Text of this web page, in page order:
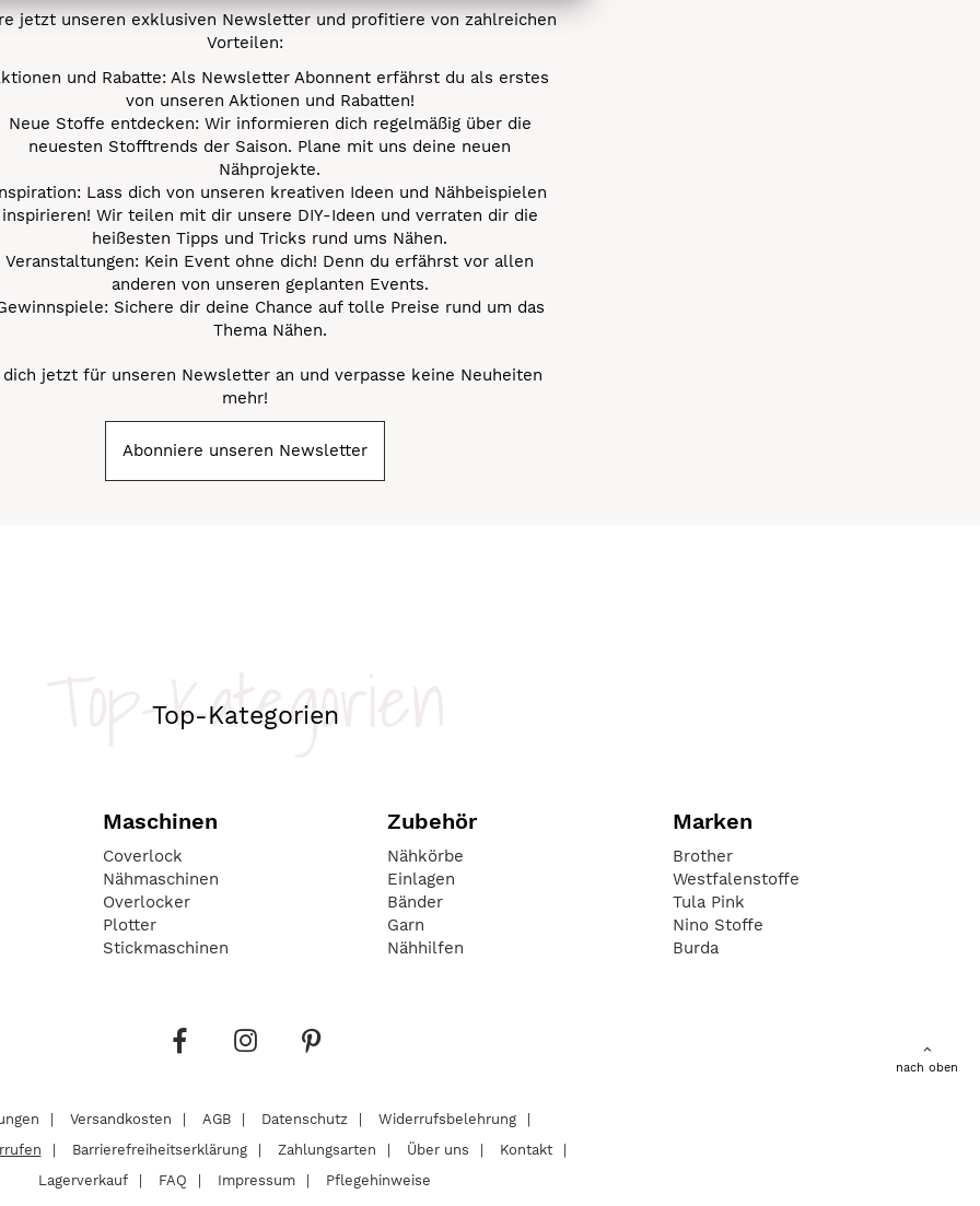
jetzt unseren exklusiven Newsletter und profitiere von zahlreichen
Vorteilen:
und Rabatte: Als Newsletter Abonnent erfährst du als erstes
von unseren Aktionen und Rabatten!
Neue Stoffe entdecken: Wir informieren dich regelmäßig über die
neuesten Stofftrends der Saison. Plane mit uns deine neuen
Nähprojekte.
Lass dich von unseren kreativen Ideen und Nähbeispielen
inspirieren! Wir teilen mit dir unsere DIY-Ideen und verraten dir die
heißesten Tipps und Tricks rund ums Nähen.
Veranstaltungen: Kein Event ohne dich! Denn du erfährst vor allen
anderen von unseren geplanten Events.
Sichere dir deine Chance auf tolle Preise rund um das
Thema Nähen.
dich jetzt für unseren Newsletter an und verpasse keine Neuheiten
mehr!
Abonniere unseren Newsletter
Top-Kategorien
Top-Kategorien
Maschinen
Coverlock
Nähmaschinen
Overlocker
Plotter
Stickmaschinen
Zubehör
Nähkörbe
Einlagen
Bänder
Garn
Nähhilfen
Marken
Brother
Westfalenstoffe
Tula Pink
Nino Stoffe
Burda
nach oben
Versandkosten AGB Datenschutz
Widerrufsbelehrung
Barrierefreiheitserklärung Zahlungsarten Über uns
Kontakt
Lagerverkauf
FAQ Impressum Pflegehinweise